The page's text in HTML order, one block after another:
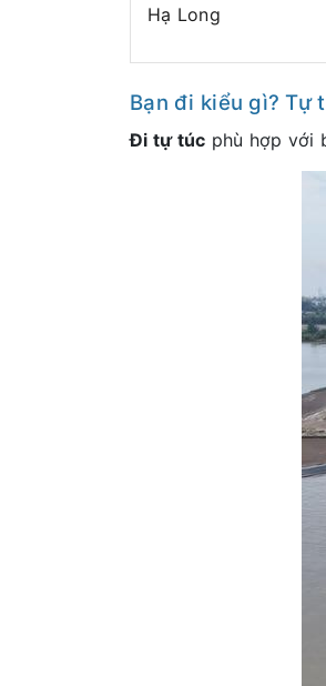
Hạ Long
Bạn đi kiểu gì? Tự
Đi tự túc phù hợp với